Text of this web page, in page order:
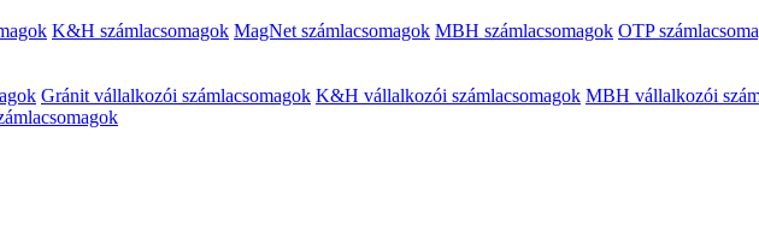
K&H számlacsomagok MagNet számlacsomagok MBH számlacsomagok OTP
Gránit vállalkozói számlacsomagok K&H vállalkozói számlacsomagok MBH vállalkozói